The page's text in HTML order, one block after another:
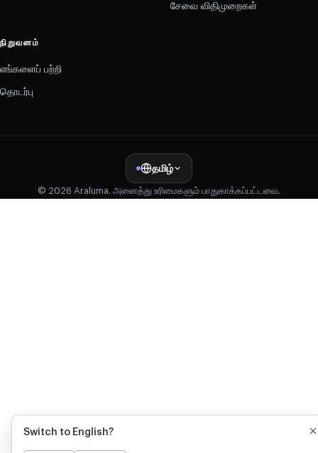
சேவை விதிமுறைகள்
நிறுவனம்
எங்களைப் பற்றி
தொடர்பு
தமிழ்
© 2026 Araluma. அனைத்து உரிமைகளும் பாதுகாக்கப்பட்டவை.
Switch to English?